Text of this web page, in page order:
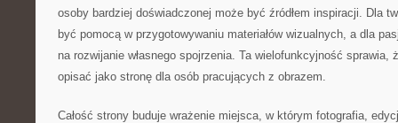
osoby bardziej doświadczonej może być źródłem inspiracji. Dla
być pomocą w przygotowywaniu materiałów wizualnych, a dla
na rozwijanie własnego spojrzenia. Ta wielofunkcyjność sprawia,
opisać jako stronę dla osób pracujących z obrazem.
Całość strony buduje wrażenie miejsca, w którym fotografia,